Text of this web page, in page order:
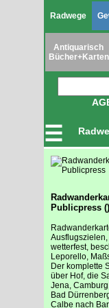
Radwege
Antiquarisch
Bücher+Karten
☰
Publicpress ()
wetterfest,
Leporello,
Der komplette
über Hof, die
Jena,
Bad
Calbe nach